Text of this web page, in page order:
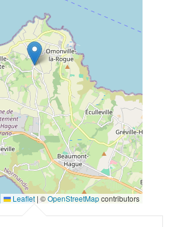
Leaflet | ©OpenStreetMapcontributors